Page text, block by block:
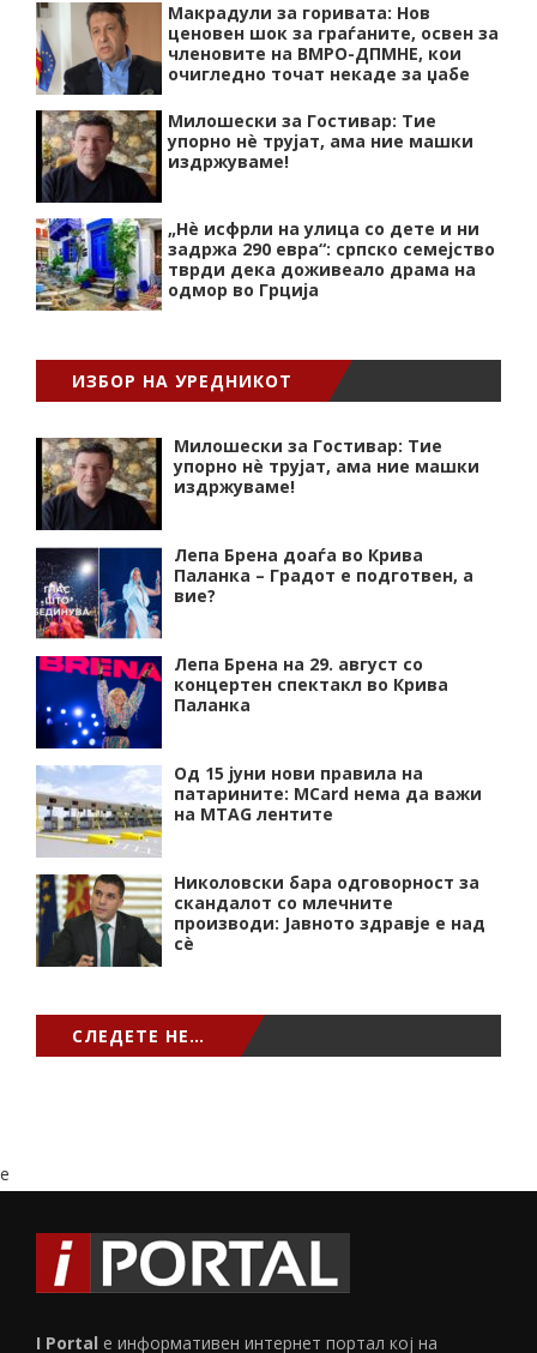
Макрадули за горивата: Нов
ценовен шок за граѓаните, освен за
членовите на ВМРО-ДПМНЕ, кои
очигледно точат некаде за џабе
Милошески за Гостивар: Тие
упорно нѐ трујат, ама ние машки
издржуваме!
„Нѐ исфрли на улица со дете и ни
задржа 290 евра“: српско семејство
тврди дека доживеало драма на
одмор во Грција
ИЗБОР НА УРЕДНИКОТ
Милошески за Гостивар: Тие
упорно нѐ трујат, ама ние машки
издржуваме!
Лепа Брена доаѓа во Крива
Паланка – Градот е подготвен, а
вие?
Лепа Брена на 29. август со
концертен спектакл во Крива
Паланка
Од 15 јуни нови правила на
патарините: MCard нема да важи
на MTAG лентите
Николовски бара одговорност за
скандалот со млечните
производи: Јавното здравје е над
сѐ
СЛЕДЕТЕ НЕ…
e
I Portal е информативен интернет портал кој на